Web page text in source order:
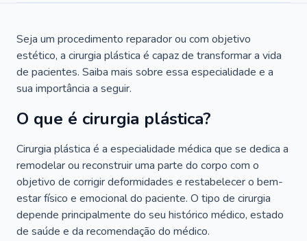
Seja um procedimento reparador ou com objetivo
estético, a cirurgia plástica é capaz de transformar a vida
de pacientes. Saiba mais sobre essa especialidade e a
sua importância a seguir.
O que é cirurgia plástica?
Cirurgia plástica é a especialidade médica que se dedica a
remodelar ou reconstruir uma parte do corpo com o
objetivo de corrigir deformidades e restabelecer o bem-
estar físico e emocional do paciente. O tipo de cirurgia
depende principalmente do seu histórico médico, estado
de saúde e da recomendação do médico.